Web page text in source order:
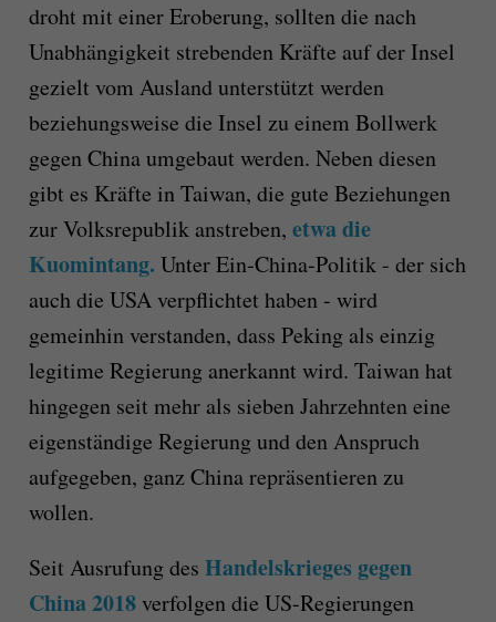
droht mit einer Eroberung, sollten die nach
Unabhängigkeit strebenden Kräfte auf der Insel
gezielt vom Ausland unterstützt werden
beziehungsweise die Insel zu einem Bollwerk
gegen China umgebaut werden. Neben diesen
gibt es Kräfte in Taiwan, die gute Beziehungen
zur Volksrepublik anstreben, etwa die
Kuomintang. Unter Ein-China-Politik - der sich
auch die USA verpflichtet haben - wird
gemeinhin verstanden, dass Peking als einzig
legitime Regierung anerkannt wird. Taiwan hat
hingegen seit mehr als sieben Jahrzehnten eine
eigenständige Regierung und den Anspruch
aufgegeben, ganz China repräsentieren zu
wollen.
Seit Ausrufung des Handelskrieges gegen
China 2018verfolgen die US-Regierungen